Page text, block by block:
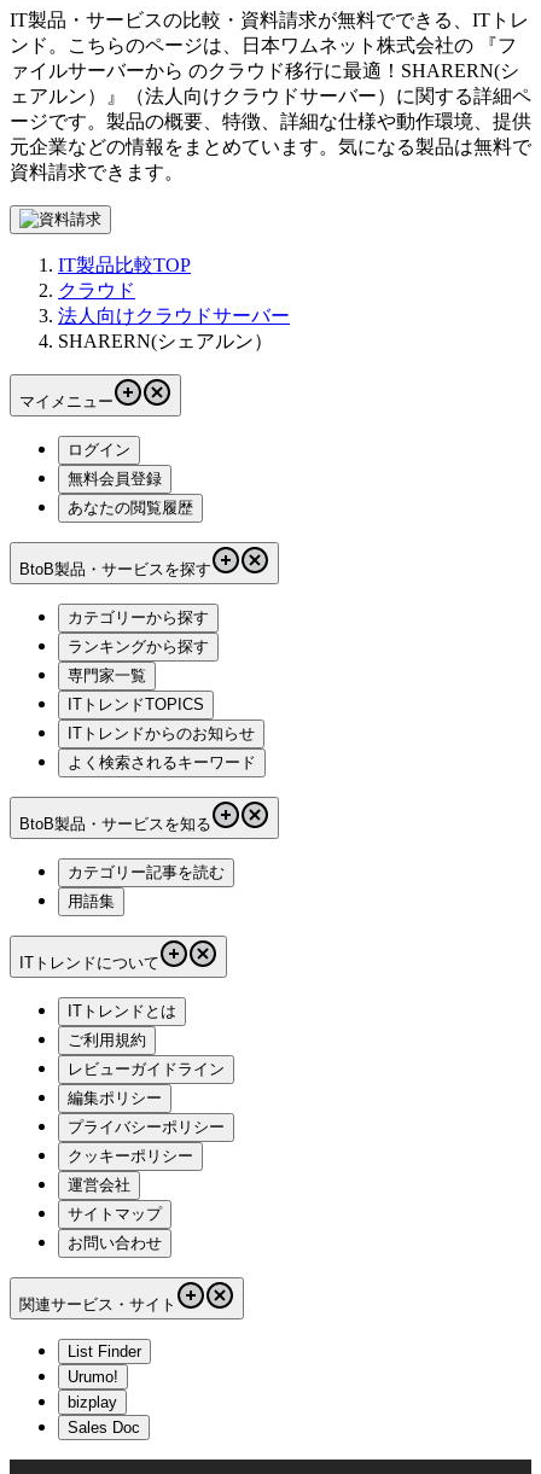
IT製品・サービスの比較・資料請求が無料でできる、ITトレ
ンド。こちらのページは、
日本ワムネット株式会社の 『フ
ァイルサーバーから のクラウド移行に最適！ SHARERN(シ
ェアルン）
』（法人向けクラウドサーバー）に関する詳細ペ
ージです。製品の概要、特徴、詳細な仕様や動作環境、提供
元企業などの情報をまとめています。気になる製品は無料で
資料請求できます。
IT製品比較TOP
クラウド
法人向けクラウドサーバー
SHARERN(シェアルン）
マイメニュー
ログイン
無料会員登録
あなたの閲覧履歴
BtoB製品・サービスを探す
カテゴリーから探す
ランキングから探す
専門家一覧
ITトレンドTOPICS
ITトレンドからのお知らせ
よく検索されるキーワード
BtoB製品・サービスを知る
カテゴリー記事を読む
用語集
ITトレンドについて
ITトレンドとは
ご利用規約
レビューガイドライン
編集ポリシー
プライバシーポリシー
クッキーポリシー
運営会社
サイトマップ
お問い合わせ
関連サービス・サイト
List Finder
Urumo!
bizplay
Sales Doc